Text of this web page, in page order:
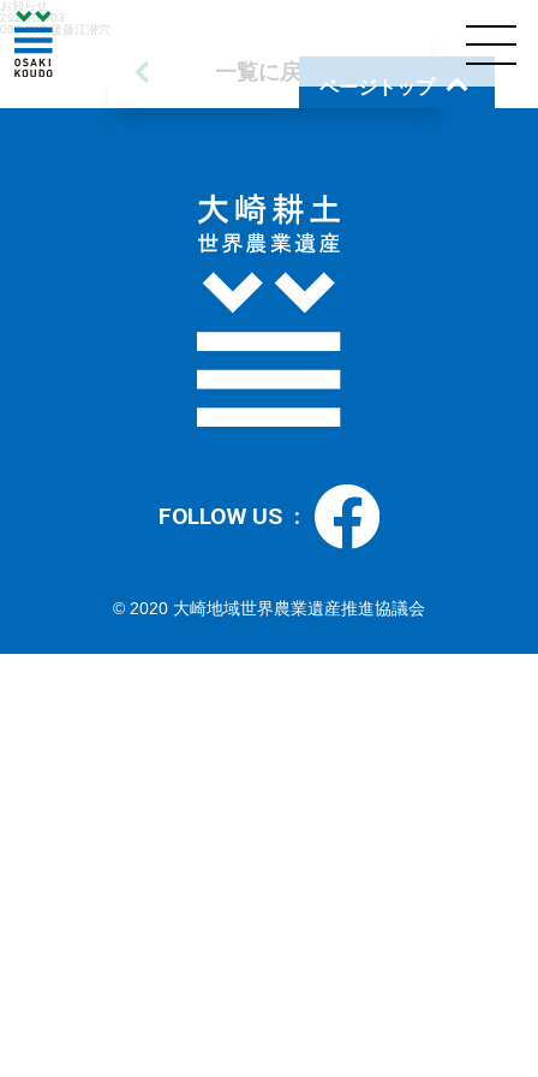
お知らせ
2020/01/03
003-003-後藤江潜穴
一覧に戻る
ページトップ
FOLLOW US :
© 2020 大崎地域世界農業遺産推進協議会